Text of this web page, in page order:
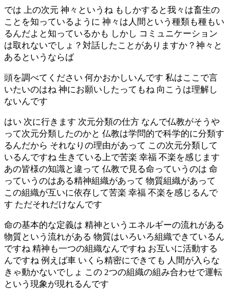
では 上の次元 神々というね もしかすると我々は畜生の
ことを知っているように 神々は人間という種類も種もい
るんだよと知っているかも しかし コミュニケーション
は取れないでしょ？対話したことがありますか？神々と
あるというならば
頭を調べてください 何かおかしいんです 私はここで言
いたいのはね 神にお願いしたってもね 向こうは理解し
ないんです
はい 次に行きます 次元分類の仕方 なんで仏教がそうや
って次元分類したのかと 仏教は学問的で科学的に分類す
るんだから それなりの理由があって この次元分類して
いるんですね 生きている上で苦楽 幸福 不楽を感じます
あの皆様の知識と違って 仏教で見る命っていうのは 命
っていうのはある精神組織があって 物質組織があって
この組織が互いに依存して苦楽 幸福 不楽を感じるんで
す ただそれだけなんです
命の基本的な定義は 精神というエネルギーの流れがある
物質という流れがある 物質はいろいろ組織できているん
ですね 精神も一つの組織なんですね お互いに活動する
んですね 例えば車 いくら精密にできても 人間が入らな
きゃ動かないでしょ この 2つの組織の組み合わせで運転
という現象が現れるんです